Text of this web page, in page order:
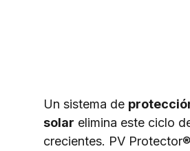
Un sistema de
solar elimina este ciclo
crecientes. PV